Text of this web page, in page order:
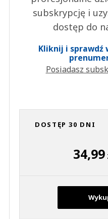
subskrypcję i
dostęp do
Kliknij i sprawdź
Posiadasz
DOSTĘP 30 DNI
34,99